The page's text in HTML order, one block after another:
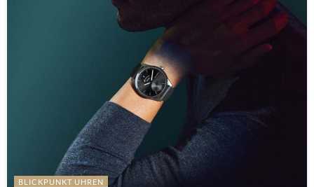
BLICKPUNKT UHREN